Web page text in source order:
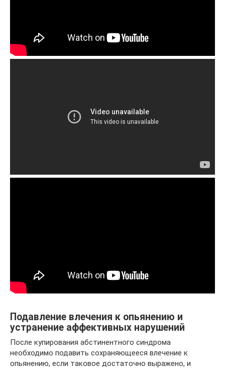
Подавление влечения к опьянению и
устранение аффективных нарушений
После купирования абстинентного синдрома
необходимо подавить сохраняющееся влечение к
опьянению, если таковое достаточно выражено, и